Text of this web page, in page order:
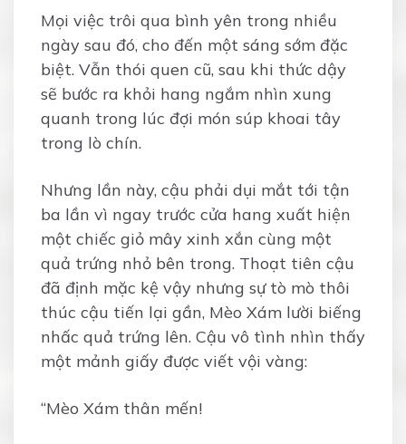
Mọi việc trôi qua bình yên trong nhiều
ngày sau đó, cho đến một sáng sớm đặc
biệt. Vẫn thói quen cũ, sau khi thức dậy
sẽ bước ra khỏi hang ngắm nhìn xung
quanh trong lúc đợi món súp khoai tây
trong lò chín.
Nhưng lần này, cậu phải dụi mắt tới tận
ba lần vì ngay trước cửa hang xuất hiện
một chiếc giỏ mây xinh xắn cùng một
quả trứng nhỏ bên trong. Thoạt tiên cậu
đã định mặc kệ vậy nhưng sự tò mò thôi
thúc cậu tiến lại gần, Mèo Xám lười biếng
nhấc quả trứng lên. Cậu vô tình nhìn thấy
một mảnh giấy được viết vội vàng:
“Mèo Xám thân mến!